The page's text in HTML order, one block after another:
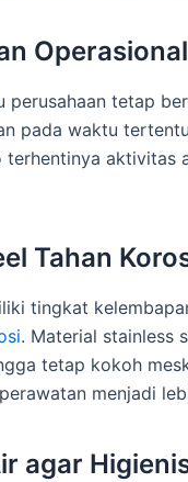
Operasional
perusahaan tetap
pada waktu
terhentinya
Tahan
tingkat
. Material stainless
tetap kokoh
menjadi
agar